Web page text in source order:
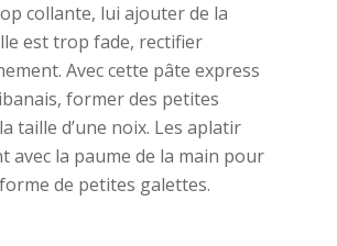
collante, lui ajouter de la
est trop fade, rectifier
Avec cette pâte express
former des petites
taille d’une noix. Les aplatir
avec la paume de la main pour
de petites galettes.